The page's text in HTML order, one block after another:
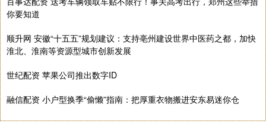
你要知道
顺升网 安徽“十五五”规划建议：支持亳州建设世界中医药之都，加快
淮北、淮南等资源型城市创新发展
世纪配资 苹果公司推出数字ID
融信配资 小户型换季“偷懒”指南：把厚重衣物搬进安东易迷你仓